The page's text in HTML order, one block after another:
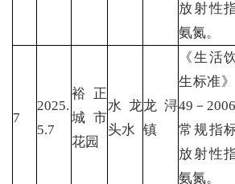
放射性
氨氮。
7
2025.
5.7
裕正
城市
花园
水龙
头水
龙浔
镇
《生活
生标准
49－
常规指
放射性
氨氮。